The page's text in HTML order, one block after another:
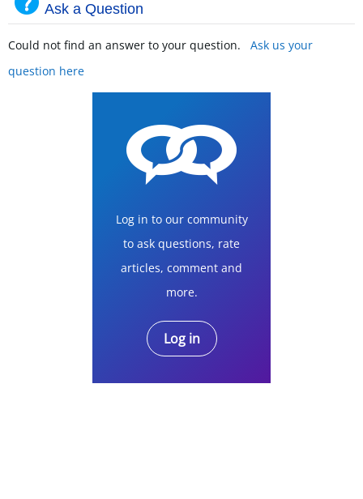
Ask a Question
Could not find an answer to your question. Ask us your
question here
Log in to our community
to ask questions, rate
articles, comment and
more.
Log in